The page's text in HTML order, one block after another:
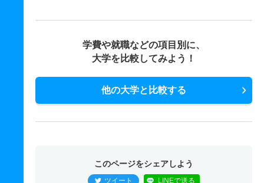
学費や就職などの項目別に、
大学を比較してみよう！
他の大学と比較する
このページをシェアしよう
ツイート LINEで送る